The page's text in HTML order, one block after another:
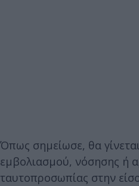
Όπως σημείωσε, θα
εμβολιασμού, νόσησης ή
ταυτοπροσωπίας στην